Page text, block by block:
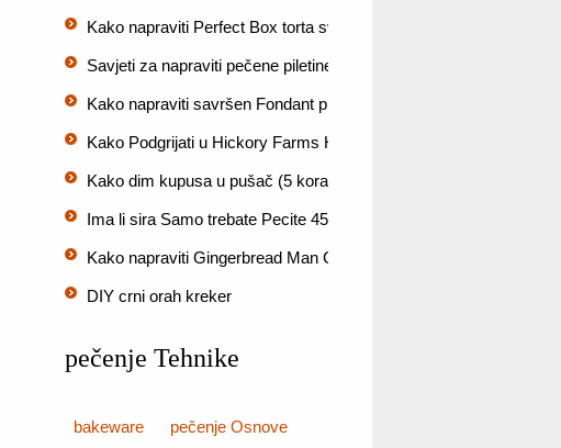
Kako napraviti Perfect Box torta svaki put?
Savjeti za napraviti pečene piletine dobar okus
Kako napraviti savršen Fondant prekrivene kocke (8 koraka)
Kako Podgrijati u Hickory Farms Ham (7 koraka)
Kako dim kupusa u pušač (5 koraka)
Ima li sira Samo trebate Pecite 45 minuta?
Kako napraviti Gingerbread Man Cookie Cutter
DIY crni orah kreker
pečenje Tehnike
bakeware pečenje Osnove